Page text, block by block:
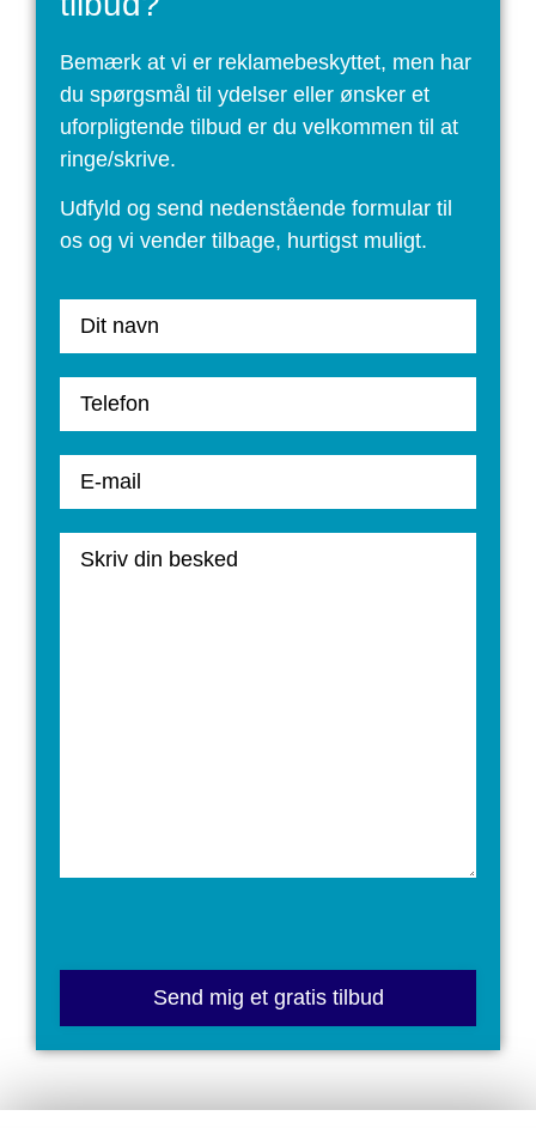
Bemærk at vi er reklamebeskyttet, men har
du spørgsmål til ydelser eller ønsker et ​
uforpligtende tilbud er du velkommen til at
ringe/skrive.
Udfyld og send nedenstående formular til
os og vi vender tilbage, hurtigst muligt.​
this
field